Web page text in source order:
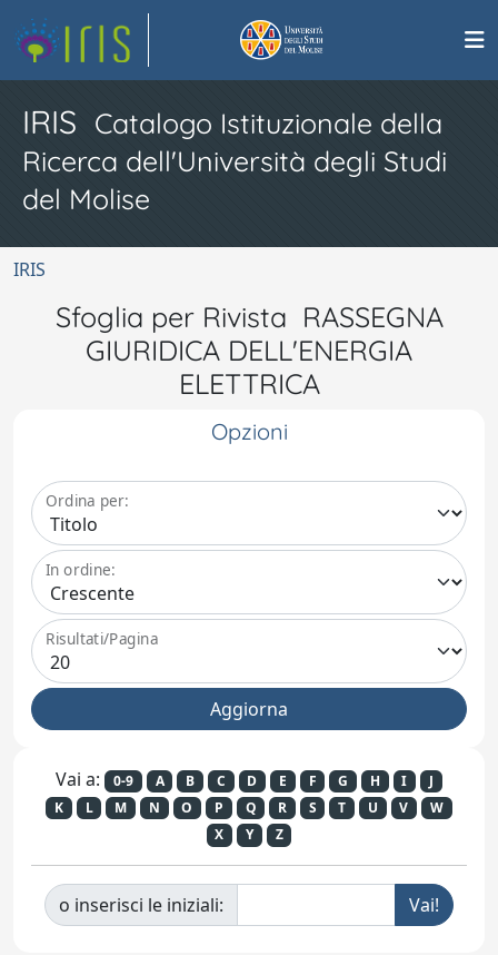
IRIS Catalogo Istituzionale della
Ricerca dell'Università degli Studi
del Molise
IRIS
Sfoglia per Rivista RASSEGNA
GIURIDICA DELL'ENERGIA
ELETTRICA
Opzioni
Ordina per:
In ordine:
Risultati/Pagina
Vai a: 0-9 A B C D E F G H I
J
K
L M N O P Q R S T U V
W
X
Y Z
o inserisci le iniziali: